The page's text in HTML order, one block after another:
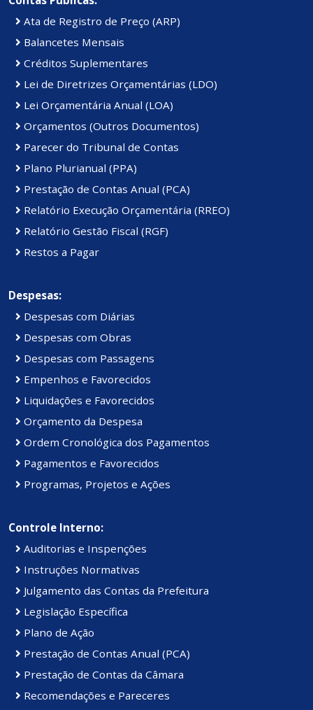
Ata de Registro de Preço (ARP)
Balancetes Mensais
Créditos Suplementares
Lei de Diretrizes Orçamentárias (LDO)
Lei Orçamentária Anual (LOA)
Orçamentos (Outros Documentos)
Parecer do Tribunal de Contas
Plano Plurianual (PPA)
Prestação de Contas Anual (PCA)
Relatório Execução Orçamentária (RREO)
Relatório Gestão Fiscal (RGF)
Restos a Pagar
Despesas:
Despesas com Diárias
Despesas com Obras
Despesas com Passagens
Empenhos e Favorecidos
Liquidações e Favorecidos
Orçamento da Despesa
Ordem Cronológica dos Pagamentos
Pagamentos e Favorecidos
Programas, Projetos e Ações
Controle Interno:
Auditorias e Inspenções
Instruções Normativas
Julgamento das Contas da Prefeitura
Legislação Específica
Plano de Ação
Prestação de Contas Anual (PCA)
Prestação de Contas da Câmara
Recomendações e Pareceres